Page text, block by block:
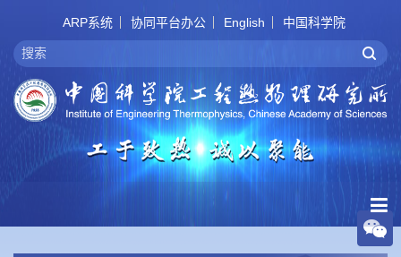
ARP系统 协同平台办公 English 中国科学院